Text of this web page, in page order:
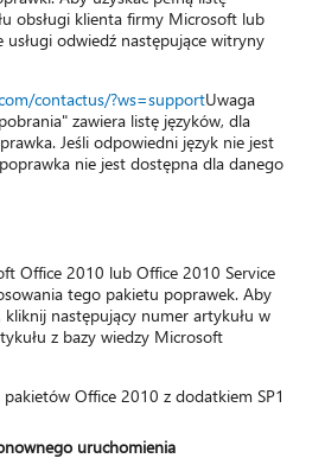
obsługi klienta firmy Microsoft lub
usługi odwiedź następujące witryny
contactus/?ws=supportUwaga
zawiera listę języków, dla
Jeśli odpowiedni język nie jest
nie jest dostępna dla danego
Office 2010 lub Office 2010 Service
tego pakietu poprawek. Aby
kliknij następujący numer artykułu w
z bazy wiedzy Microsoft
Office 2010 z dodatkiem SP1
uruchomienia